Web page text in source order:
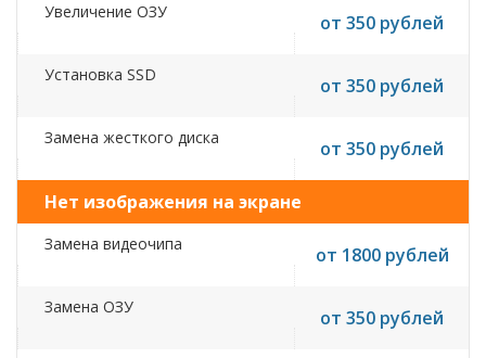
Увеличение ОЗУ от 350 рублей
Установка SSD от 350 рублей
Замена жесткого диска от 350 рублей
Нет изображения на экране
Замена видеочипа от 1800 рублей
Замена ОЗУ от 350 рублей